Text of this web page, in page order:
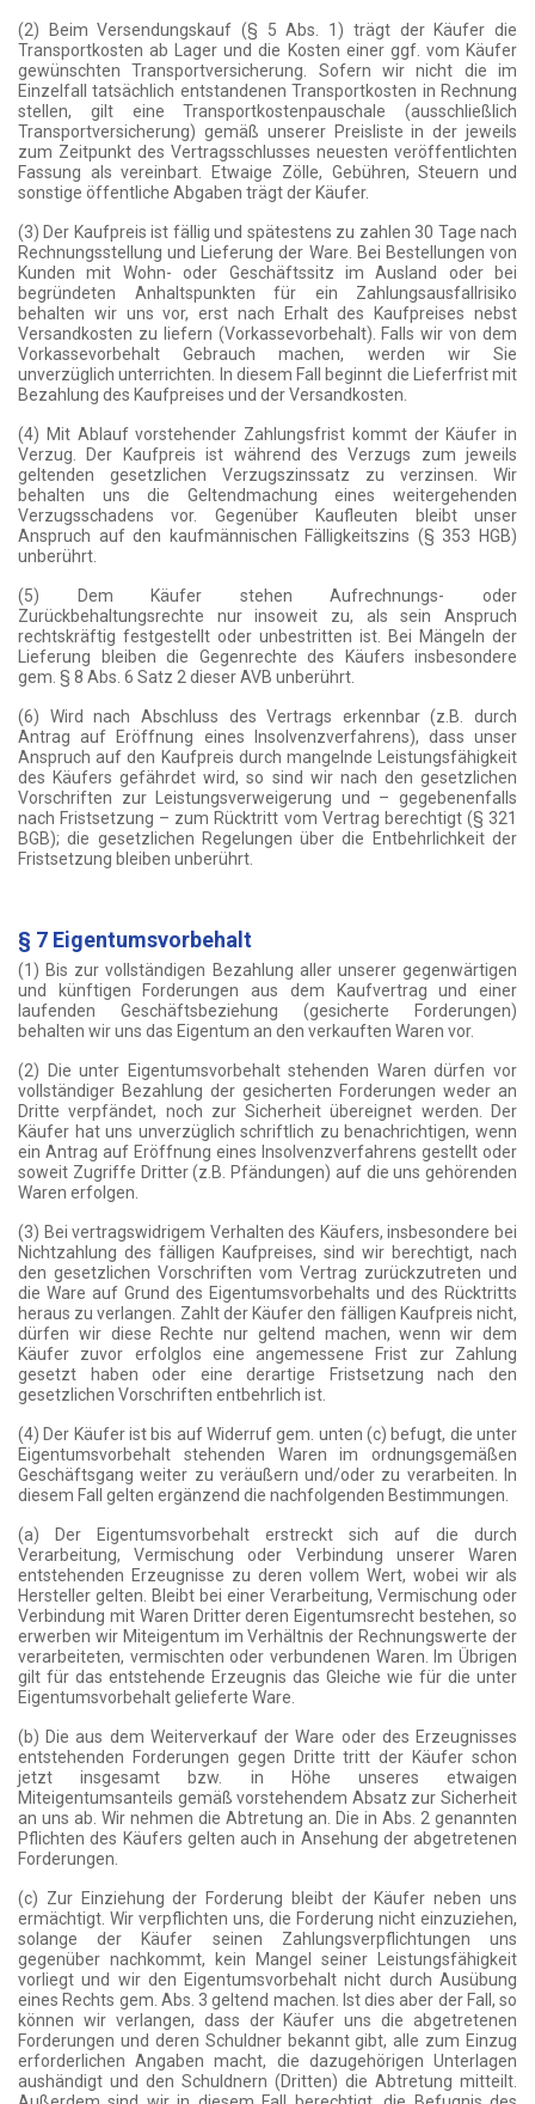
(2) Beim Versendungskauf (§ 5 Abs. 1) trägt der Käufer die
Transportkosten ab Lager und die Kosten einer ggf. vom Käufer
gewünschten Transportversicherung. Sofern wir nicht die im
Einzelfall tatsächlich entstandenen Transportkosten in Rechnung
stellen, gilt eine Transportkostenpauschale (ausschließlich
Transportversicherung) gemäß unserer Preisliste in der jeweils
zum Zeitpunkt des Vertragsschlusses neuesten veröffentlichten
Fassung als vereinbart. Etwaige Zölle, Gebühren, Steuern und
sonstige öffentliche Abgaben trägt der Käufer.
(3) Der Kaufpreis ist fällig und spätestens zu zahlen 30 Tage nach
Rechnungsstellung und Lieferung der Ware. Bei Bestellungen von
Kunden mit Wohn- oder Geschäftssitz im Ausland oder bei
begründeten Anhaltspunkten für ein Zahlungsausfallrisiko
behalten wir uns vor, erst nach Erhalt des Kaufpreises nebst
Versandkosten zu liefern (Vorkassevorbehalt). Falls wir von dem
Vorkassevorbehalt Gebrauch machen, werden wir Sie
unverzüglich unterrichten. In diesem Fall beginnt die Lieferfrist mit
Bezahlung des Kaufpreises und der Versandkosten.
(4) Mit Ablauf vorstehender Zahlungsfrist kommt der Käufer in
Verzug. Der Kaufpreis ist während des Verzugs zum jeweils
geltenden gesetzlichen Verzugszinssatz zu verzinsen. Wir
behalten uns die Geltendmachung eines weitergehenden
Verzugsschadens vor. Gegenüber Kaufleuten bleibt unser
Anspruch auf den kaufmännischen Fälligkeitszins (§ 353 HGB)
unberührt.
(5) Dem Käufer stehen Aufrechnungs- oder
Zurückbehaltungsrechte nur insoweit zu, als sein Anspruch
rechtskräftig festgestellt oder unbestritten ist. Bei Mängeln der
Lieferung bleiben die Gegenrechte des Käufers insbesondere
gem. § 8 Abs. 6 Satz 2 dieser AVB unberührt.
(6) Wird nach Abschluss des Vertrags erkennbar (z.B. durch
Antrag auf Eröffnung eines Insolvenzverfahrens), dass unser
Anspruch auf den Kaufpreis durch mangelnde Leistungsfähigkeit
des Käufers gefährdet wird, so sind wir nach den gesetzlichen
Vorschriften zur Leistungsverweigerung und – gegebenenfalls
nach Fristsetzung – zum Rücktritt vom Vertrag berechtigt (§ 321
BGB); die gesetzlichen Regelungen über die Entbehrlichkeit der
Fristsetzung bleiben unberührt.
§ 7 Eigentumsvorbehalt
(1) Bis zur vollständigen Bezahlung aller unserer gegenwärtigen
und künftigen Forderungen aus dem Kaufvertrag und einer
laufenden Geschäftsbeziehung (gesicherte Forderungen)
behalten wir uns das Eigentum an den verkauften Waren vor.
(2) Die unter Eigentumsvorbehalt stehenden Waren dürfen vor
vollständiger Bezahlung der gesicherten Forderungen weder an
Dritte verpfändet, noch zur Sicherheit übereignet werden. Der
Käufer hat uns unverzüglich schriftlich zu benachrichtigen, wenn
ein Antrag auf Eröffnung eines Insolvenzverfahrens gestellt oder
soweit Zugriffe Dritter (z.B. Pfändungen) auf die uns gehörenden
Waren erfolgen.
(3) Bei vertragswidrigem Verhalten des Käufers, insbesondere bei
Nichtzahlung des fälligen Kaufpreises, sind wir berechtigt, nach
den gesetzlichen Vorschriften vom Vertrag zurückzutreten und
die Ware auf Grund des Eigentumsvorbehalts und des Rücktritts
heraus zu verlangen. Zahlt der Käufer den fälligen Kaufpreis nicht,
dürfen wir diese Rechte nur geltend machen, wenn wir dem
Käufer zuvor erfolglos eine angemessene Frist zur Zahlung
gesetzt haben oder eine derartige Fristsetzung nach den
gesetzlichen Vorschriften entbehrlich ist.
(4) Der Käufer ist bis auf Widerruf gem. unten (c) befugt, die unter
Eigentumsvorbehalt stehenden Waren im ordnungsgemäßen
Geschäftsgang weiter zu veräußern und/oder zu verarbeiten. In
diesem Fall gelten ergänzend die nachfolgenden Bestimmungen.
(a) Der Eigentumsvorbehalt erstreckt sich auf die durch
Verarbeitung, Vermischung oder Verbindung unserer Waren
entstehenden Erzeugnisse zu deren vollem Wert, wobei wir als
Hersteller gelten. Bleibt bei einer Verarbeitung, Vermischung oder
Verbindung mit Waren Dritter deren Eigentumsrecht bestehen, so
erwerben wir Miteigentum im Verhältnis der Rechnungswerte der
verarbeiteten, vermischten oder verbundenen Waren. Im Übrigen
gilt für das entstehende Erzeugnis das Gleiche wie für die unter
Eigentumsvorbehalt gelieferte Ware.
(b) Die aus dem Weiterverkauf der Ware oder des Erzeugnisses
entstehenden Forderungen gegen Dritte tritt der Käufer schon
jetzt insgesamt bzw. in Höhe unseres etwaigen
Miteigentumsanteils gemäß vorstehendem Absatz zur Sicherheit
an uns ab. Wir nehmen die Abtretung an. Die in Abs. 2 genannten
Pflichten des Käufers gelten auch in Ansehung der abgetretenen
Forderungen.
(c) Zur Einziehung der Forderung bleibt der Käufer neben uns
ermächtigt. Wir verpflichten uns, die Forderung nicht einzuziehen,
solange der Käufer seinen Zahlungsverpflichtungen uns
gegenüber nachkommt, kein Mangel seiner Leistungsfähigkeit
vorliegt und wir den Eigentumsvorbehalt nicht durch Ausübung
eines Rechts gem. Abs. 3 geltend machen. Ist dies aber der Fall, so
können wir verlangen, dass der Käufer uns die abgetretenen
Forderungen und deren Schuldner bekannt gibt, alle zum Einzug
erforderlichen Angaben macht, die dazugehörigen Unterlagen
aushändigt und den Schuldnern (Dritten) die Abtretung mitteilt.